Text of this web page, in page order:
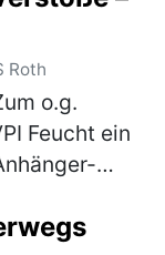
Roth
o.g.
Feucht ein
(mehr)